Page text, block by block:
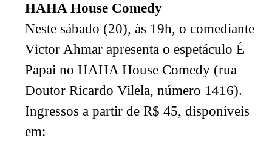
HAHA House Comedy
Neste sábado (20), às 19h, o comediante
Victor Ahmar apresenta o espetáculo É
Papai no HAHA House Comedy (rua
Doutor Ricardo Vilela, número 1416).
Ingressos a partir de R$ 45, disponíveis
em: